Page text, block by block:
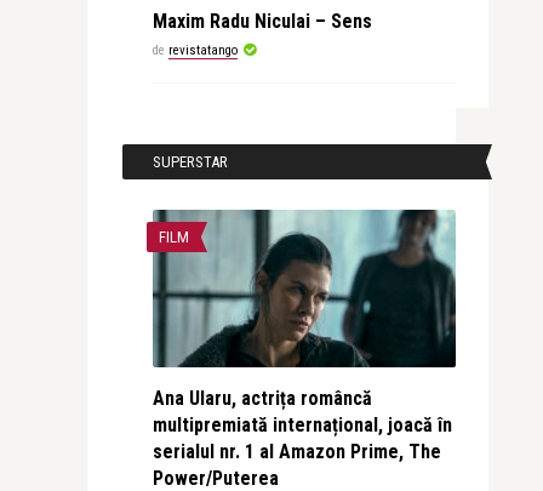
Maxim Radu Niculai – Sens
de revistatango
SUPERSTAR
FILM
Ana Ularu, actrița româncă
multipremiată internațional, joacă în
serialul nr. 1 al Amazon Prime, The
Power/Puterea